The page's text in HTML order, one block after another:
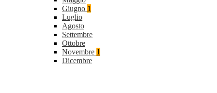
Giugno 1
Luglio
Agosto
Settembre
Ottobre
Novembre 1
Dicembre